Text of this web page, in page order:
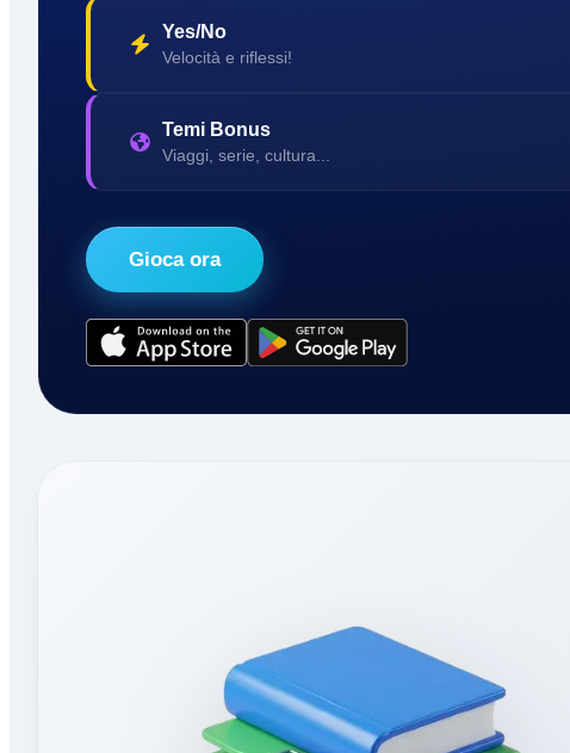
Yes/No
Velocità e riflessi!
Temi Bonus
Viaggi, serie, cultura...
Gioca ora